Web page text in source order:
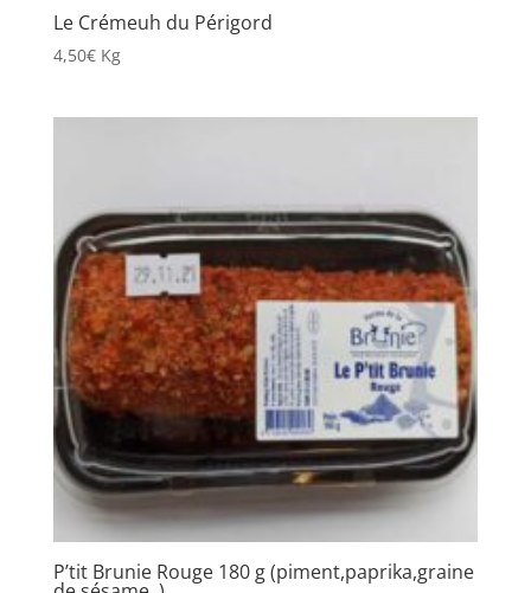
Le Crémeuh du Périgord
4,50€ Kg
P’tit Brunie Rouge 180 g (piment,paprika,graine